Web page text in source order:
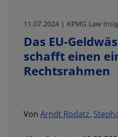
11.07.2024 | KPMG Law
Das EU-
schafft einen
Rechtsrahmen
Von Arndt Rodatz,